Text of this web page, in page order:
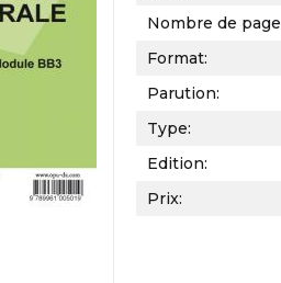
Nombre de
Format:
Parution:
Type:
Edition:
Prix: